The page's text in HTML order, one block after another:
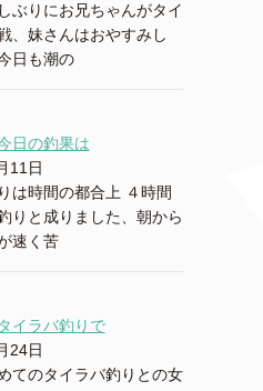
ぶりにお兄ちゃんがタイ
、妹さんはおやすみし
日も潮の
日の釣果は
11日
は時間の都合上 ４時間
りと成りました、朝から
速く苦
イラバ釣りで
24日
てのタイラバ釣りとの女